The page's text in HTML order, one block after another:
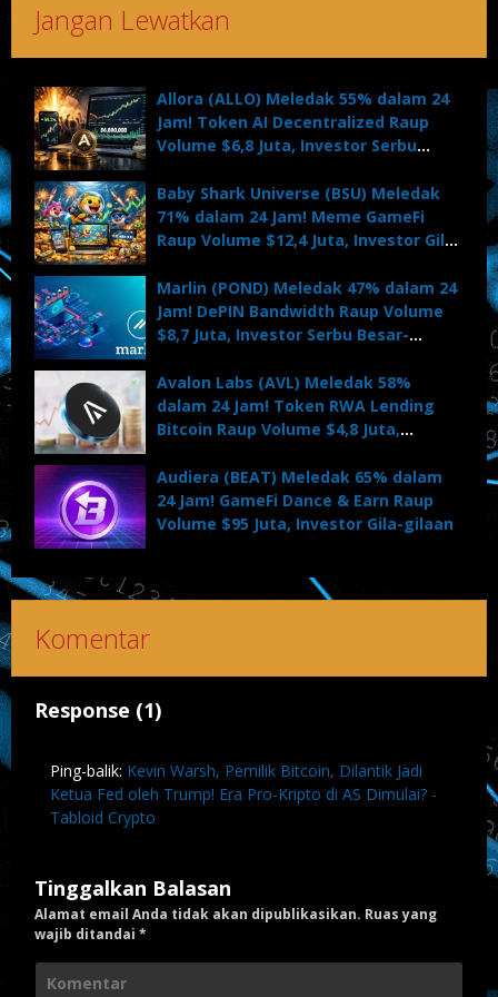
Jangan Lewatkan
Allora (ALLO) Meledak 55% dalam 24
Jam! Token AI Decentralized Raup
Volume $6,8 Juta, Investor Serbu
Baby Shark Universe (BSU) Meledak
71% dalam 24 Jam! Meme GameFi
Raup Volume $12,4 Juta, Investor Gila-
Marlin (POND) Meledak 47% dalam 24
Jam! DePIN Bandwidth Raup Volume
$8,7 Juta, Investor Serbu Besar-
Avalon Labs (AVL) Meledak 58%
dalam 24 Jam! Token RWA Lending
Bitcoin Raup Volume $4,8 Juta,
Audiera (BEAT) Meledak 65% dalam
24 Jam! GameFi Dance & Earn Raup
Volume $95 Juta, Investor Gila-gilaan
Komentar
Response (1)
Ping-balik: Kevin Warsh, Pemilik Bitcoin, Dilantik Jadi
Ketua Fed oleh Trump! Era Pro-Kripto di AS Dimulai? -
Tabloid Crypto
Tinggalkan Balasan
Alamat email Anda tidak akan dipublikasikan. Ruas yang
wajib ditandai *